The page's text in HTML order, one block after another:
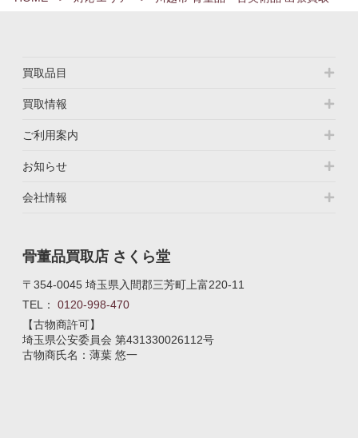
買取品目
買取情報
ご利用案内
お知らせ
会社情報
骨董品買取店 さくら堂
〒354-0045 埼玉県入間郡三芳町上富220-11
TEL： 0120-998-470
【古物商許可】
埼玉県公安委員会 第431330026112号
古物商氏名：薄葉 悠一